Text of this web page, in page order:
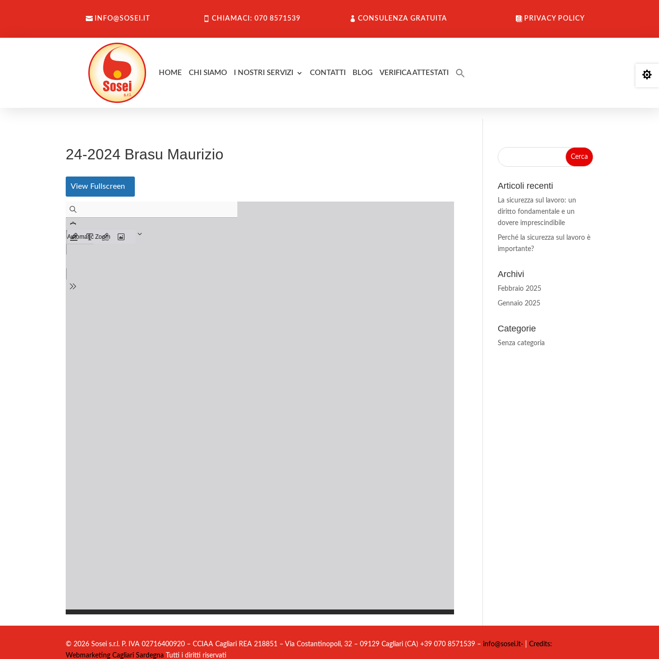
INFO@SOSEI.IT CHIAMACI: 070 8571539 CONSULENZA GRATUITA PRIVACY POLICY
HOME CHI SIAMO I NOSTRI SERVIZI CONTATTI BLOG VERIFICA ATTESTATI
24-2024 Brasu Maurizio
View Fullscreen Articoli recenti
La sicurezza sul lavoro: un
diritto fondamentale e un
dovere imprescindibile
Perché la sicurezza sul lavoro è
importante?
Archivi
Febbraio 2025
Gennaio 2025
Categorie
Senza categoria
© 2026 Sosei s.r.l. P. IVA 02716400920 – CCIAA Cagliari REA 218851 – Via Costantinopoli, 32 – 09129 Cagliari (CA) +39 070 8571539 – info@sosei.it-
Credits:
Webmarketing Cagliari Sardegna
Tutti i diritti riservati
